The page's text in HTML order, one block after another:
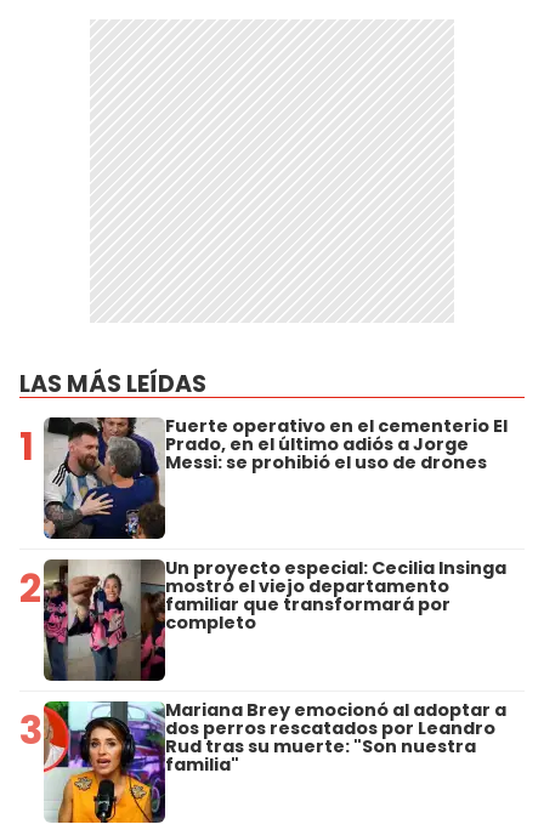
LAS MÁS LEÍDAS
1 Fuerte operativo en el cementerio El
Prado, en el último adiós a Jorge
Messi: se prohibió el uso de drones
2 Un proyecto especial: Cecilia Insinga
mostró el viejo departamento
familiar que transformará por
completo
3 Mariana Brey emocionó al adoptar a
dos perros rescatados por Leandro
Rud tras su muerte: "Son nuestra
familia"